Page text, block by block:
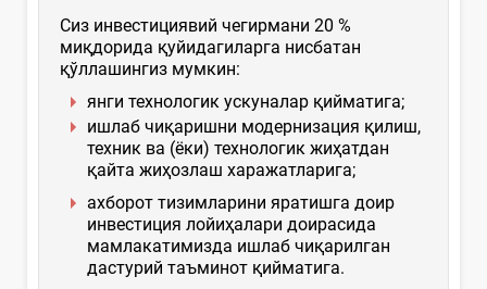
Сиз инвестициявий чегирмани 20 %
миқдорида қуйидагиларга нисбатан
қўллашингиз мумкин:
янги технологик ускуналар қийматига;
ишлаб чиқаришни модернизация қилиш,
техник ва (ёки) технологик жиҳатдан
қайта жиҳозлаш харажатларига;
ахборот тизимларини яратишга доир
инвестиция лойиҳалари доирасида
мамлакатимизда ишлаб чиқарилган
дастурий таъминот қийматига.